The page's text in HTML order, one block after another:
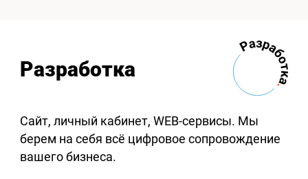
Разработка
Сайт, личный кабинет, WEB-сервисы. Мы
берем на себя всё цифровое сопровождение
вашего бизнеса.